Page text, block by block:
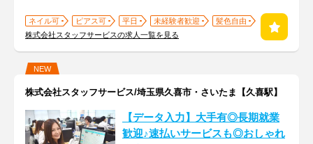
ネイル可 ピアス可 平日 未経験者歓迎
髪色自由
株式会社スタッフサービスの求人一覧を見る
NEW
株式会社スタッフサービス/埼玉県久喜市・さいたま【久喜駅】
【データ入力】大手有◎長期就業
歓迎♪速払いサービスも◎おしゃれ